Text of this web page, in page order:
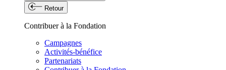
Retour
Contribuer à la Fondation
Campagnes
Activités-bénéfice
Partenariats